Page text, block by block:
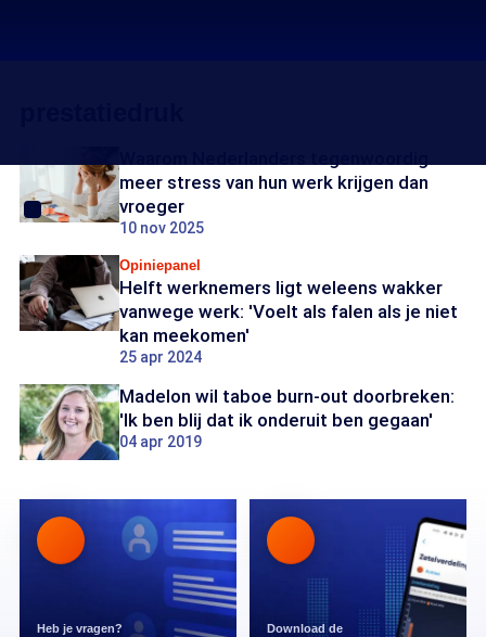
meer stress van hun werk krijgen dan
vroeger
10 nov 2025
Opiniepanel
Helft werknemers ligt weleens wakker
vanwege werk: 'Voelt als falen als je niet
kan meekomen'
25 apr 2024
Madelon wil taboe burn-out doorbreken:
'Ik ben blij dat ik onderuit ben gegaan'
04 apr 2019
Heb je vragen? Download de